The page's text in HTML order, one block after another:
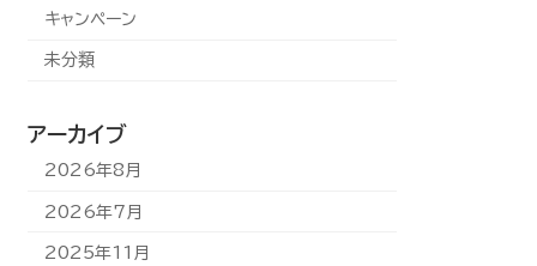
キャンペーン
未分類
アーカイブ
2026年8月
2026年7月
2025年11月